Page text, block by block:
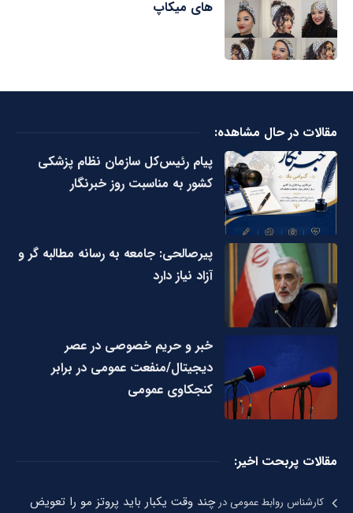
های میکاپ
مقالات در حال مشاهده:
پیام رئیس‌کل سازمان نظام پزشکی
کشور به مناسبت روز خبرنگار
پیرصالحی: جامعه به رسانه مطالبه گر و
آزاد نیاز دارد
خبر و حریم خصوصی در عصر
دیجیتال/منفعت عمومی در برابر
کنجکاوی عمومی
مقالات پربحت اخیر:
کارشناس روابط عمومیدرچند وقت یکبار باید پروتز مو را تعویض